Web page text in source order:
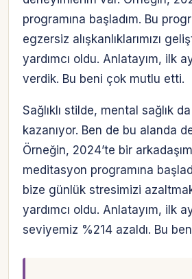
Üretici / çiftçi paneli
programına başladım. Bu
egzersiz alışkanlıklarımızı
yardımcı oldu. Anlatayım, ilk
verdik. Bu beni çok mutlu etti.
Sağlıklı stilde, mental sağlık
kazanıyor. Ben de bu alanda
Örneğin, 2024’te bir
meditasyon programına
bize günlük stresimizi
yardımcı oldu. Anlatayım, ilk
seviyemiz %214 azaldı. Bu